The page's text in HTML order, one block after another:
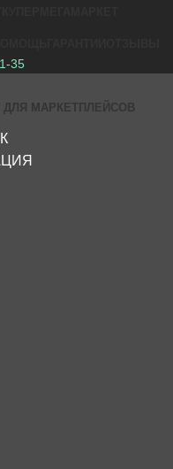
35
МАРКЕТПЛЕЙСОВ